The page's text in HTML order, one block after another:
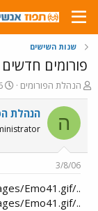
שנות השישים
פורומים
פ
ו
ת
ח
ה
ו
ש
הנהלת הפורומים
ו
ם
י
ה הנהלת
3/8/06
../images/Emo41.gif